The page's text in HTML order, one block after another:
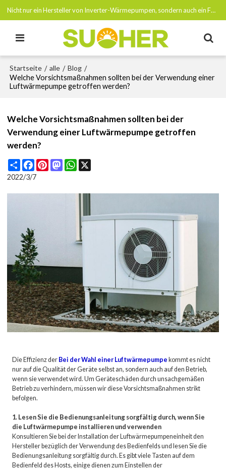
Nicht nur ein Hersteller von Inverter-Wärmepumpen, sondern auch ein Förderer von Netto-Null-Emissionen bis 2050
Startseite / alle / Blog /
Welche Vorsichtsmaßnahmen sollten bei der Verwendung einer
Luftwärmepumpe getroffen werden?
Welche Vorsichtsmaßnahmen sollten bei der
Verwendung einer Luftwärmepumpe getroffen
werden?
ShareFacebook
PinterestMastodonWhatsApp
2022/3/7
Die Effizienz der Bei der Wahl einer Luftwärmepumpe kommt es nicht
nur auf die Qualität der Geräte selbst an, sondern auch auf den Betrieb,
wenn sie verwendet wird. Um Geräteschäden durch unsachgemäßen
Betrieb zu verhindern, müssen wir diese Vorsichtsmaßnahmen strikt
befolgen.
1. Lesen Sie die Bedienungsanleitung sorgfältig durch, wenn Sie
die Luftwärmepumpe installieren und verwenden
Konsultieren Sie bei der Installation der Luftwärmepumpeneinheit den
Hersteller bezüglich der Verwendung des Bedienfelds und lesen Sie die
Bedienungsanleitung sorgfältig durch. Es gibt viele Tasten auf dem
Bedienfeld des Hosts, einige dienen zum Einstellen der